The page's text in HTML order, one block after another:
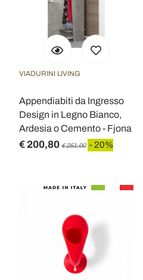
VIADURINI LIVING
Appendiabiti da Ingresso
Design in Legno Bianco,
Ardesia o Cemento - Fjona
€ 200,80 € 251,00 - 20%